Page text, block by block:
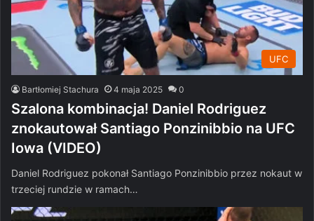
UFC
Bartłomiej Stachura 4 maja 2025 0
Szalona kombinacja! Daniel Rodriguez
znokautował Santiago Ponzinibbio na UFC
Iowa (VIDEO)
Daniel Rodriguez pokonał Santiago Ponzinibbio przez nokaut w
trzeciej rundzie w ramach…